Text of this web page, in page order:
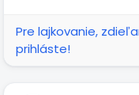
Pre lajkovanie,
prihláste!